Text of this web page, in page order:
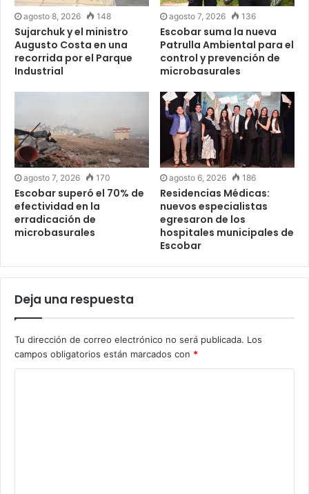
agosto 8, 2026 148
Sujarchuk y el ministro
Augusto Costa en una
recorrida por el Parque
Industrial
agosto 7, 2026 136
Escobar suma la nueva
Patrulla Ambiental para el
control y prevención de
microbasurales
agosto 7, 2026 170
Escobar superó el 70% de
efectividad en la
erradicación de
microbasurales
agosto 6, 2026 186
Residencias Médicas:
nuevos especialistas
egresaron de los
hospitales municipales de
Escobar
Deja una respuesta
Tu dirección de correo electrónico no será publicada. Los
campos obligatorios están marcados con *